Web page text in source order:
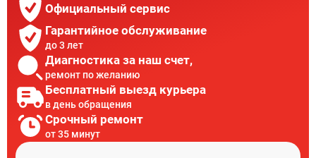
Официальный сервис
Гарантийное обслуживание
до 3 лет
Диагностика за наш счет,
ремонт по желанию
Бесплатный выезд курьера
в день обращения
Срочный ремонт
от 35 минут